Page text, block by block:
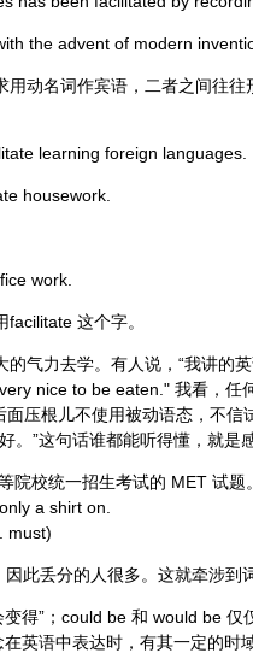
the advent of modern
用动名词作宾语，二者之间往
learning foreign languages.
housework.
work.
这个字。
气力去学。有人说，“我讲的
nice to be eaten." 我看，任
压根儿不使用被动语态，不
。”这句话谁都能听得懂，就是
院校统一招生考试的 MET 试
a shirt on.
must)
此丢分的人很多。这就牵涉到
得”；could be 和 would be
在英语中表达时，有其一定的